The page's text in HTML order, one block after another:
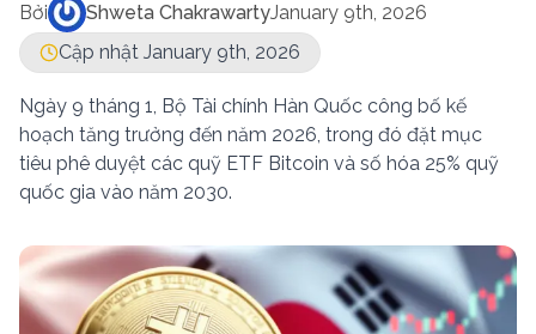
Bởi Shweta ChakrawartyJanuary 9th, 2026
Cập nhật January 9th, 2026
Ngày 9 tháng 1, Bộ Tài chính Hàn Quốc công bố kế
hoạch tăng trưởng đến năm 2026, trong đó đặt mục
tiêu phê duyệt các quỹ ETF Bitcoin và số hóa 25% quỹ
quốc gia vào năm 2030.